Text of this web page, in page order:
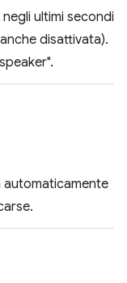
ultimi secondi
disattivata).
automaticamente